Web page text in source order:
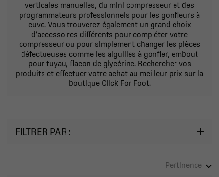
verticales manuelles, du mini compresseur et des
programmateurs professionnels pour les gonfleurs à
cuve. Vous trouverez également un grand choix
d’accessoires différents pour compléter votre
compresseur ou pour simplement changer les pièces
défectueuses comme les aiguilles à gonfler, embout
pour tuyau, flacon de glycérine. Rechercher vos
produits et effectuer votre achat au meilleur prix sur la
boutique Click For Foot.
FILTRER PAR :
Pertinence